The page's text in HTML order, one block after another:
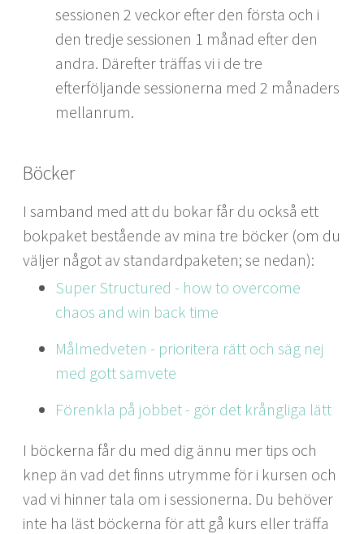
sessionen 2 veckor efter den första och i
den tredje sessionen 1 månad efter den
andra. Därefter träffas vi i de tre
efterföljande sessionerna med 2 månaders
mellanrum.
Böcker
I samband med att du bokar får du också ett
bokpaket bestående av mina tre böcker (om du
väljer något av standardpaketen; se nedan):
Super Structured - how to overcome
chaos and win back time
Målmedveten - prioritera rätt och säg nej
med gott samvete
Förenkla på jobbet - gör det krångliga lätt
I böckerna får du med dig ännu mer tips och
knep än vad det finns utrymme för i kursen och
vad vi hinner tala om i sessionerna. Du behöver
inte ha läst böckerna för att gå kurs eller träffa